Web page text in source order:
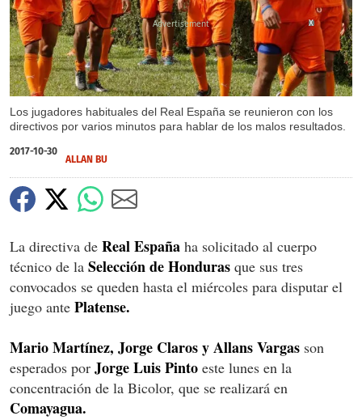
Los jugadores habituales del Real España se reunieron con los
directivos por varios minutos para hablar de los malos resultados.
X
2017-10-30
ALLAN BU
La directiva de Real España ha solicitado al cuerpo
técnico de la Selección de Honduras que sus tres
convocados se queden hasta el miércoles para disputar el
juego ante Platense.
Mario Martínez, Jorge Claros y Allans Vargas son
esperados por Jorge Luis Pinto este lunes en la
concentración de la Bicolor, que se realizará en
Comayagua.